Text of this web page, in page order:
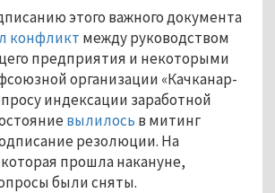
этого важного документа
конфликт между руководством
предприятия и некоторыми
организации «Качканар-
индексации заработной
вылилось в митинг
резолюции. На
прошла накануне,
были сняты.